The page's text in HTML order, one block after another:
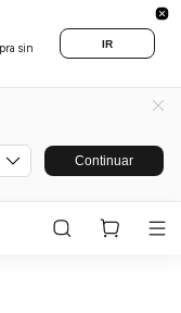
sin
IR
Continuar